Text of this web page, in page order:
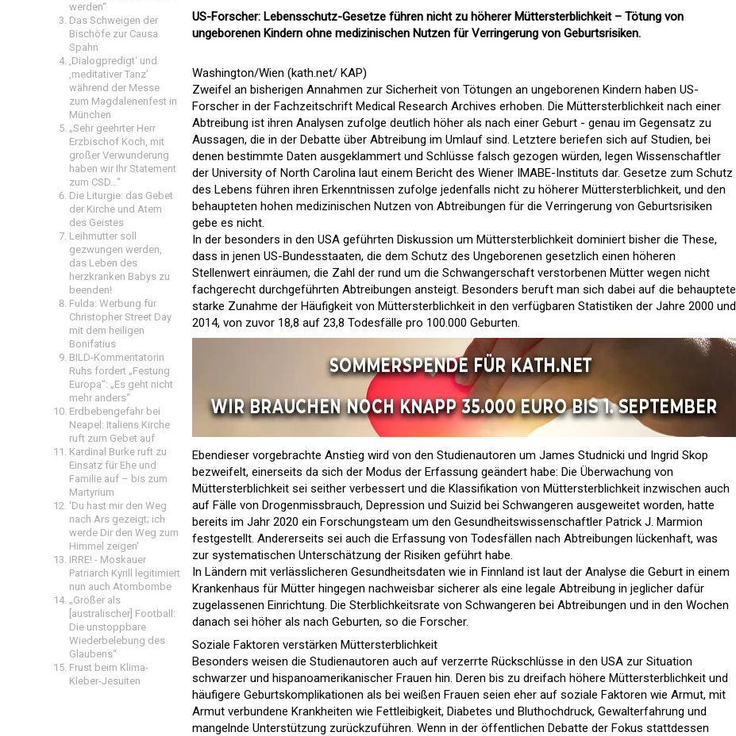
werden“
Das Schweigen der
Bischöfe zur Causa
Spahn
‚Dialogpredigt‘ und
‚meditativer Tanz’
während der Messe
zum Magdalenenfest in
München
„Sehr geehrter Herr
Erzbischof Koch, mit
großer Verwunderung
haben wir Ihr Statement
zum CSD…“
Die Liturgie: das Gebet
der Kirche und Atem
des Geistes
Leihmutter soll
gezwungen werden,
das Leben des
herzkranken Babys zu
beenden!
Fulda: Werbung für
Christopher Street Day
mit dem heiligen
Bonifatius
BILD-Kommentatorin
Ruhs fordert „Festung
Europa“: „Es geht nicht
mehr anders“
Erdbebengefahr bei
Neapel: Italiens Kirche
ruft zum Gebet auf
Kardinal Burke ruft zu
Einsatz für Ehe und
Familie auf – bis zum
Martyrium
'Du hast mir den Weg
nach Ars gezeigt; ich
werde Dir den Weg zum
Himmel zeigen'
IRRE! - Moskauer
Patriarch Kyrill legitimiert
nun auch Atombombe
„Größer als
[australischer] Football:
Die unstoppbare
Wiederbelebung des
Glaubens“
Frust beim Klima-
Kleber-Jesuiten
US-Forscher: Lebensschutz-Gesetze führen nicht zu höherer Müttersterblichkeit – Tötung von
ungeborenen Kindern ohne medizinischen Nutzen für Verringerung von Geburtsrisiken.
Washington/Wien (kath.net/ KAP)
Zweifel an bisherigen Annahmen zur Sicherheit von Tötungen an ungeborenen Kindern haben US-
Forscher in der Fachzeitschrift Medical Research Archives erhoben. Die Müttersterblichkeit nach einer
Abtreibung ist ihren Analysen zufolge deutlich höher als nach einer Geburt - genau im Gegensatz zu
Aussagen, die in der Debatte über Abtreibung im Umlauf sind. Letztere beriefen sich auf Studien, bei
denen bestimmte Daten ausgeklammert und Schlüsse falsch gezogen würden, legen Wissenschaftler
der University of North Carolina laut einem Bericht des Wiener IMABE-Instituts dar. Gesetze zum Schutz
des Lebens führen ihren Erkenntnissen zufolge jedenfalls nicht zu höherer Müttersterblichkeit, und den
behaupteten hohen medizinischen Nutzen von Abtreibungen für die Verringerung von Geburtsrisiken
gebe es nicht.
In der besonders in den USA geführten Diskussion um Müttersterblichkeit dominiert bisher die These,
dass in jenen US-Bundesstaaten, die dem Schutz des Ungeborenen gesetzlich einen höheren
Stellenwert einräumen, die Zahl der rund um die Schwangerschaft verstorbenen Mütter wegen nicht
fachgerecht durchgeführten Abtreibungen ansteigt. Besonders beruft man sich dabei auf die behauptete
starke Zunahme der Häufigkeit von Müttersterblichkeit in den verfügbaren Statistiken der Jahre 2000 und
2014, von zuvor 18,8 auf 23,8 Todesfälle pro 100.000 Geburten.
Ebendieser vorgebrachte Anstieg wird von den Studienautoren um James Studnicki und Ingrid Skop
bezweifelt, einerseits da sich der Modus der Erfassung geändert habe: Die Überwachung von
Müttersterblichkeit sei seither verbessert und die Klassifikation von Müttersterblichkeit inzwischen auch
auf Fälle von Drogenmissbrauch, Depression und Suizid bei Schwangeren ausgeweitet worden, hatte
bereits im Jahr 2020 ein Forschungsteam um den Gesundheitswissenschaftler Patrick J. Marmion
festgestellt. Andererseits sei auch die Erfassung von Todesfällen nach Abtreibungen lückenhaft, was
zur systematischen Unterschätzung der Risiken geführt habe.
In Ländern mit verlässlicheren Gesundheitsdaten wie in Finnland ist laut der Analyse die Geburt in einem
Krankenhaus für Mütter hingegen nachweisbar sicherer als eine legale Abtreibung in jeglicher dafür
zugelassenen Einrichtung. Die Sterblichkeitsrate von Schwangeren bei Abtreibungen und in den Wochen
danach sei höher als nach Geburten, so die Forscher.
Soziale Faktoren verstärken Müttersterblichkeit
Besonders weisen die Studienautoren auch auf verzerrte Rückschlüsse in den USA zur Situation
schwarzer und hispanoamerikanischer Frauen hin. Deren bis zu dreifach höhere Müttersterblichkeit und
häufigere Geburtskomplikationen als bei weißen Frauen seien eher auf soziale Faktoren wie Armut, mit
Armut verbundene Krankheiten wie Fettleibigkeit, Diabetes und Bluthochdruck, Gewalterfahrung und
mangelnde Unterstützung zurückzuführen. Wenn in der öffentlichen Debatte der Fokus stattdessen